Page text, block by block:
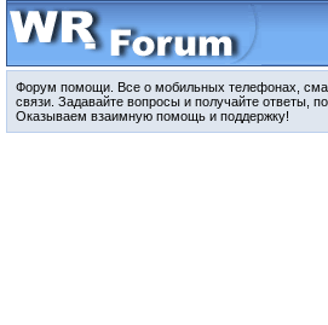
Форум помощи. Все о мобильных телефонах,
связи. Задавайте вопросы и получайте ответы,
Оказываем взаимную помощь и поддержку!